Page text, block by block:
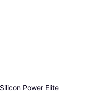
Silicon Power Elite